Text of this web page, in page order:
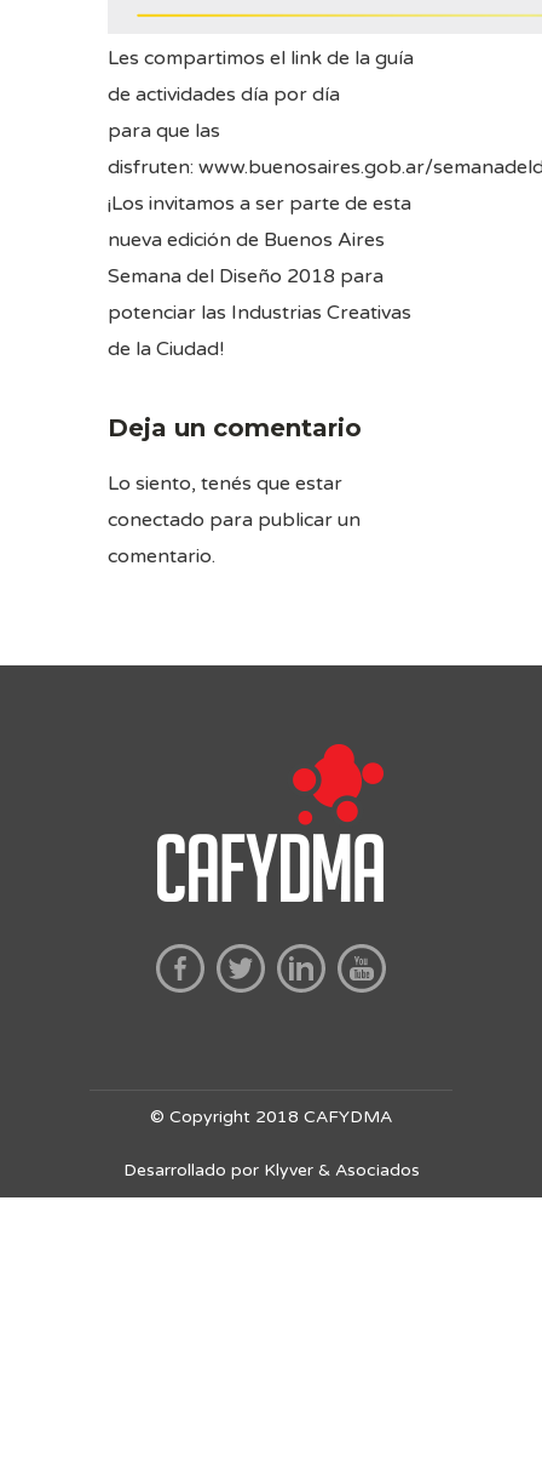
Les compartimos el link de la guía
de actividades día por día
para que las
disfruten: www.buenosaires.gob.ar/
¡Los invitamos a ser parte de esta
nueva edición de Buenos Aires
Semana del Diseño 2018 para
potenciar las Industrias Creativas
de la Ciudad!
Deja un comentario
Lo siento, tenés que estar
conectado para publicar un
comentario.
© Copyright 2018 CAFYDMA
Desarrollado por Klyver & Asociados